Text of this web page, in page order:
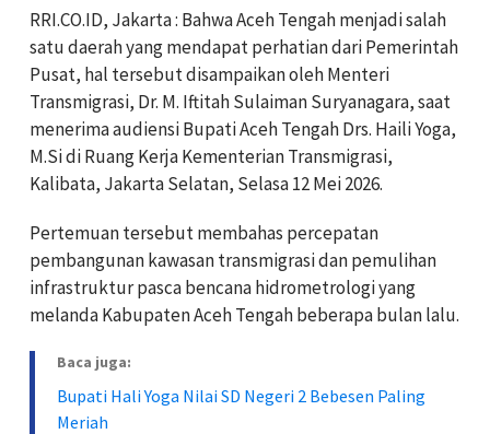
RRI.CO.ID, Jakarta : Bahwa Aceh Tengah menjadi salah
satu daerah yang mendapat perhatian dari Pemerintah
Pusat, hal tersebut disampaikan oleh Menteri
Transmigrasi, Dr. M. Iftitah Sulaiman Suryanagara, saat
menerima audiensi Bupati Aceh Tengah Drs. Haili Yoga,
M.Si di Ruang Kerja Kementerian Transmigrasi,
Kalibata, Jakarta Selatan, Selasa 12 Mei 2026.
Pertemuan tersebut membahas percepatan
pembangunan kawasan transmigrasi dan pemulihan
infrastruktur pasca bencana hidrometrologi yang
melanda Kabupaten Aceh Tengah beberapa bulan lalu.
Baca juga:
Bupati Hali Yoga Nilai SD Negeri 2 Bebesen Paling
Meriah